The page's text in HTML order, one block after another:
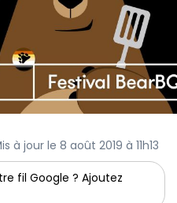
à jour le 8 août 2019 à 11h13
fil Google ? Ajoutez